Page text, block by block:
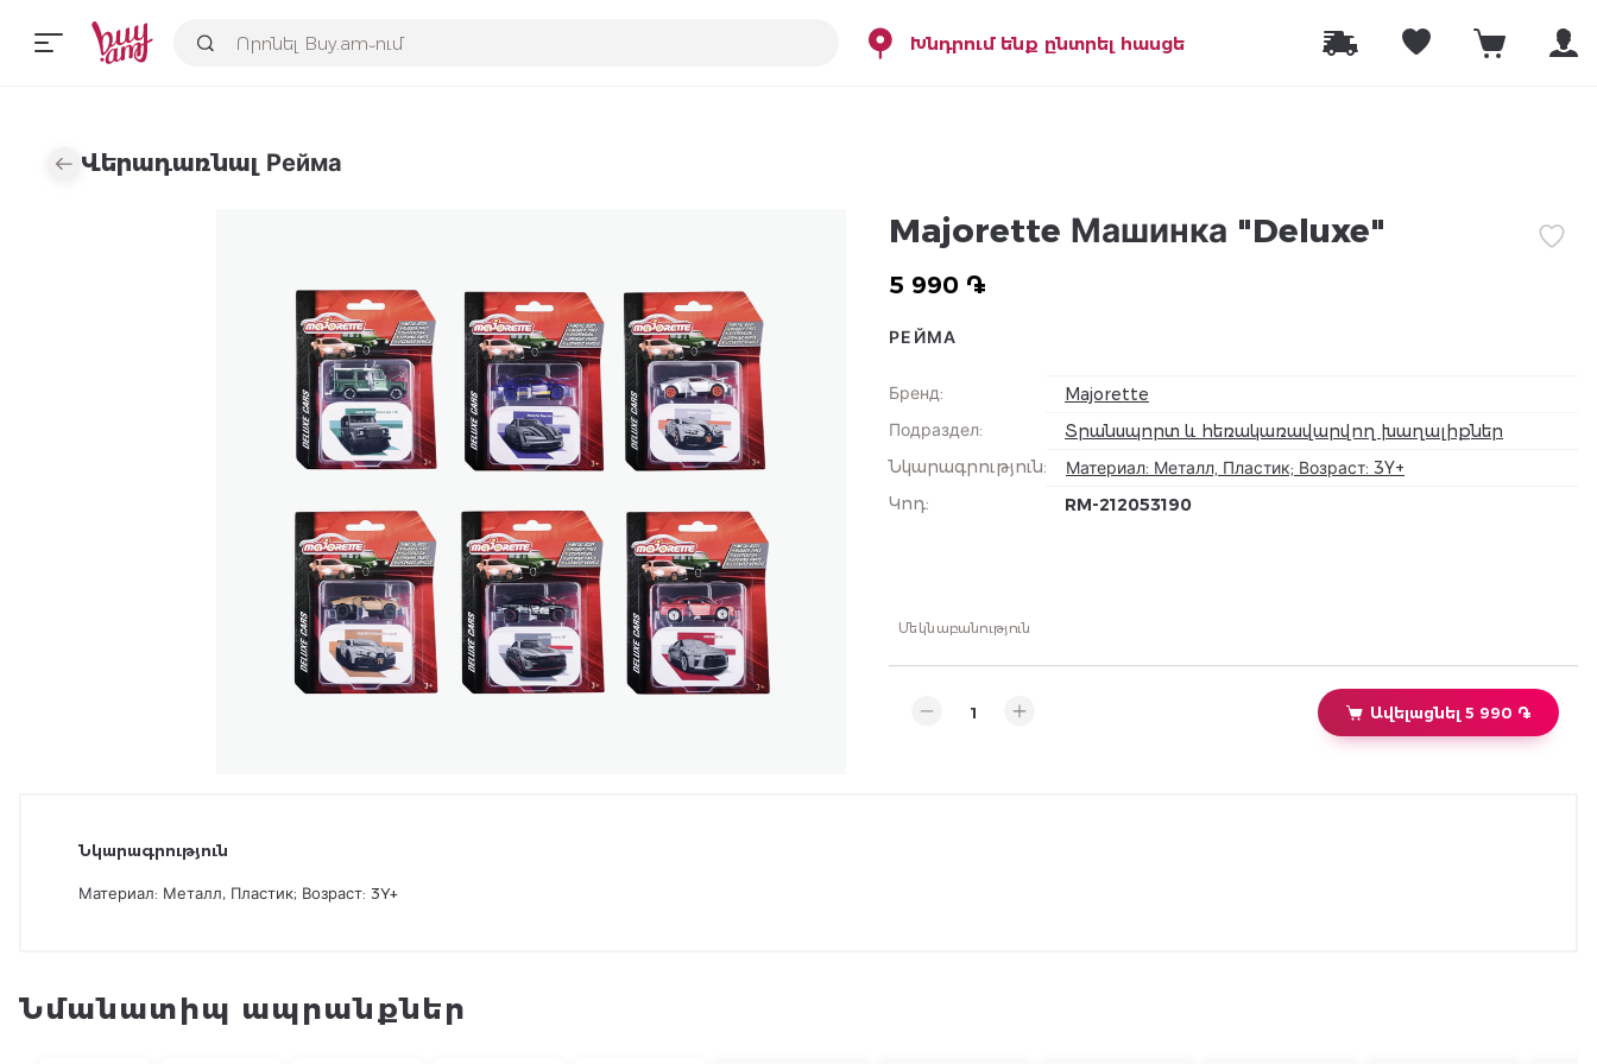
Խնդրում ենք ընտրել հասցե
Վերադառնալ Рейма
Majorette Машинка "Deluxe"
5 990 ֏
РЕЙМА
Бренд:
Majorette
Подраздел:
Տրանսպորտ և հեռակառավարվող խաղալիքներ
Նկարագրություն:
Материал: Металл, Пластик; Возраст: 3Y+
Կոդ: RM-212053190
Մեկնաբանություն
Ավելացնել 5 990 ֏
Նկարագրություն
Материал: Металл, Пластик; Возраст: 3Y+
Նմանատիպ ապրանքներ